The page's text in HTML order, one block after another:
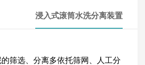
浸入式滚筒水洗分离装置
筛选、分离多依托筛网、人工分